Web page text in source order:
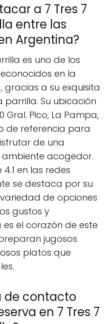
a 7 Tres 7
entre las
Argentina?
es uno de los
en la
gracias a su exquisita
Su ubicación
Gral. Pico, La Pampa,
de referencia para
de una
acogedor.
en las redes
se destaca por su
de opciones
gustos y
el corazón de este
jugosos
platos que
de contacto
en 7 Tres 7